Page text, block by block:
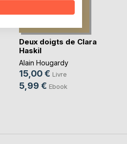
Deux doigts de Clara
Haskil
Alain Hougardy
15,00 € Livre
5,99 € Ebook